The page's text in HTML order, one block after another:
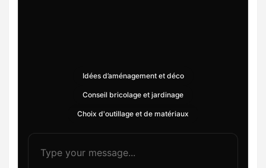
Idées d’aménagement et déco
Conseil bricolage et jardinage
Choix d'outillage et de matériaux